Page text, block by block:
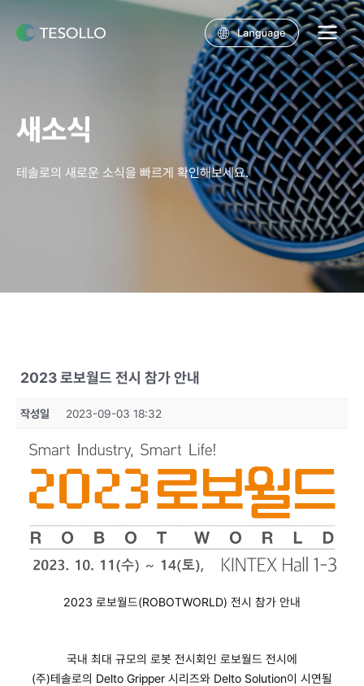
건너뛰기
Main
Menu
새소식
테솔로의 새로운 소식을 빠르게 확인해보세요.
2023 로보월드 전시 참가 안내
작성일 2023-09-03 18:32
2023 로보월드(ROBOTWORLD) 전시 참가 안내
국내 최대 규모의 로봇 전시회인 로보월드 전시에
(주)테솔로의 Delto Gripper 시리즈와 Delto Solution이 시연될